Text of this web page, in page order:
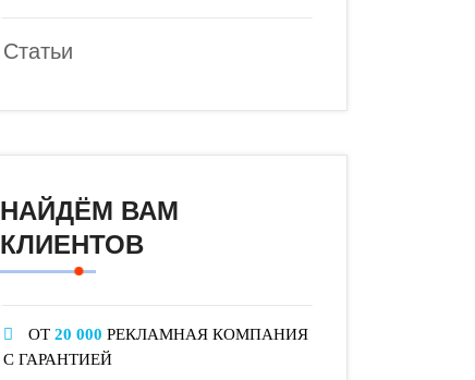
Статьи
НАЙДЁМ ВАМ
КЛИЕНТОВ
ОТ 20 000 РЕКЛАМНАЯ КОМПАНИЯ
С ГАРАНТИЕЙ